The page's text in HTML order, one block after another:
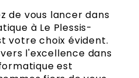
de vous lancer dans
à Le Plessis-
votre choix évident.
l'excellence dans
est